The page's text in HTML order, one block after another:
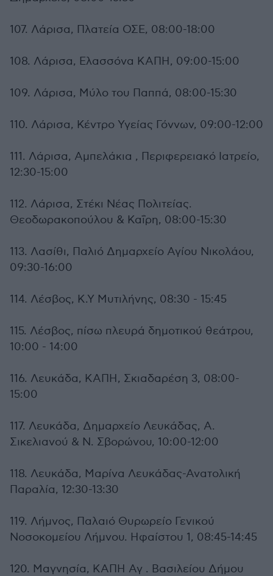
107. Λάρισα, Πλατεία ΟΣΕ, 08:00-18:00
108. Λάρισα, Ελασσόνα ΚΑΠΗ, 09:00-15:00
109. Λάρισα, Μύλο του Παππά, 08:00-15:30
110. Λάρισα, Κέντρο Υγείας Γόννων, 09:00-12:00
111. Λάρισα, Αμπελάκια , Περιφερειακό Ιατρείο,
12:30-15:00
112. Λάρισα, Στέκι Νέας Πολιτείας.
Θεοδωρακοπούλου & Καΐρη, 08:00-15:30
113. Λασίθι, Παλιό Δημαρχείο Αγίου Νικολάου,
09:30-16:00
114. Λέσβος, Κ.Υ Μυτιλήνης, 08:30 - 15:45
115. Λέσβος, πίσω πλευρά δημοτικού θεάτρου,
10:00 - 14:00
116. Λευκάδα, ΚΑΠΗ, Σκιαδαρέση 3, 08:00-
15:00
117. Λευκάδα, Δημαρχείο Λευκάδας, Α.
Σικελιανού & Ν. Σβορώνου, 10:00-12:00
118. Λευκάδα, Μαρίνα Λευκάδας-Ανατολική
Παραλία, 12:30-13:30
119. Λήμνος, Παλαιό Θυρωρείο Γενικού
Νοσοκομείου Λήμνου. Ηφαίστου 1, 08:45-14:45
120. Μαγνησία, ΚΑΠΗ Αγ . Βασιλείου Δήμου